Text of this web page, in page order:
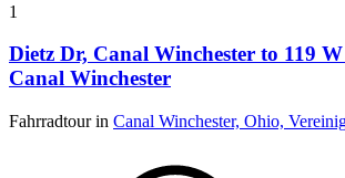
1
Dietz Dr, Canal Winchester to 119
Canal Winchester
Fahrradtour in Canal Winchester, Ohio,